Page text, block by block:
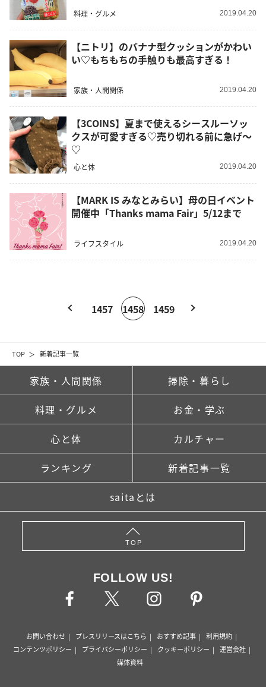
TOP 新着記事一覧
料理・グルメ 2019.04.20
【ニトリ】のバナナ型クッションがかわい
い♡もちもちの手触りも最高すぎる！
家族・人間関係 2019.04.20
【3COINS】夏まで使えるシースルーソッ
クスが可愛すぎる♡売り切れる前に急げ〜
♡
心と体 2019.04.20
【MARK IS みなとみらい】母の日イベント
開催中「Thanks mama Fair」5/12まで
ライフスタイル 2019.04.20
1457 1458 1459
家族・人間関係 掃除・暮らし
料理・グルメ お金・学ぶ
心と体 カルチャー
ランキング 新着記事一覧
saitaとは
TOP
FOLLOW US!
お問い合わせ プレスリリースはこちら おすすめ記事
利用規約
コンテンツポリシー
プライバシーポリシー クッキーポリシー
運営会社
媒体資料